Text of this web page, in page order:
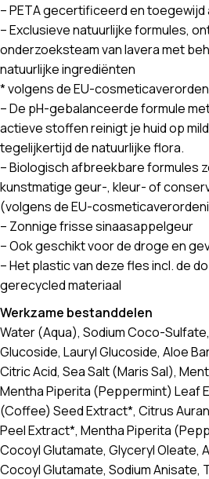
– PETA gecertificeerd en toegewijd
– Exclusieve natuurlijke formules,
onderzoeksteam van lavera met
natuurlijke ingrediënten
* volgens de EU-
– De pH-gebalanceerde formule
actieve stoffen reinigt je huid op
tegelijkertijd de natuurlijke flora.
– Biologisch afbreekbare formules
kunstmatige geur-, kleur- of
(volgens de EU-
– Zonnige frisse sinaasappelgeur
– Ook geschikt voor de droge en
– Het plastic van deze fles incl. de
gerecycled materiaal
Werkzame bestanddelen
Water (Aqua), Sodium Coco-
Glucoside, Lauryl Glucoside, Aloe
Citric Acid, Sea Salt (Maris Sal),
Mentha Piperita (Peppermint) Leaf
(Coffee) Seed Extract*, Citrus
Peel Extract*, Mentha Piperita
Cocoyl Glutamate, Glyceryl Oleate,
Cocoyl Glutamate, Sodium Anisate,